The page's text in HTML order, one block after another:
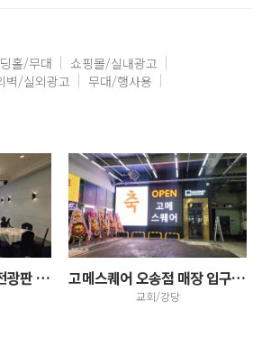
홀/무대
쇼핑몰/실내광고
벽/실외광고
무대/행사용
울산 보람웨딩홀 LED전광판 설치 고메스퀘어 오송점 매장 입구 LED전광판 설치, 주차장…
교회/강당